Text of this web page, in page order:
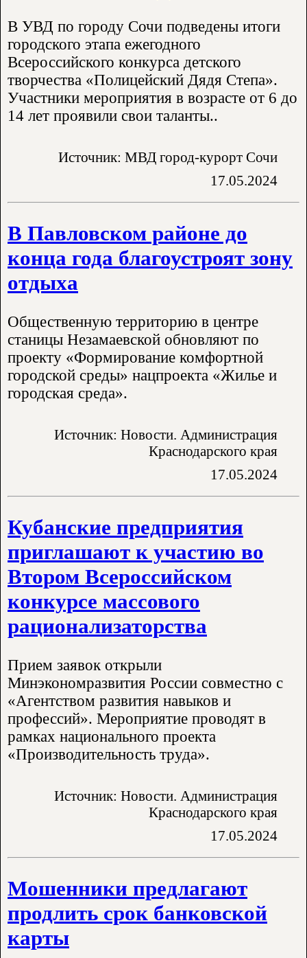
В УВД по городу Сочи подведены итоги
городского этапа ежегодного
Всероссийского конкурса детского
творчества «Полицейский Дядя Степа».
Участники мероприятия в возрасте от 6 до
14 лет проявили свои таланты..
Источник: МВД город-курорт Сочи
17.05.2024
В Павловском районе до
конца года благоустроят зону
отдыха
Общественную территорию в центре
станицы Незамаевской обновляют по
проекту «Формирование комфортной
городской среды» нацпроекта «Жилье и
городская среда».
Источник: Новости. Администрация
Краснодарского края
17.05.2024
Кубанские предприятия
приглашают к участию во
Втором Всероссийском
конкурсе массового
рационализаторства
Прием заявок открыли
Минэкономразвития России совместно с
«Агентством развития навыков и
профессий». Мероприятие проводят в
рамках национального проекта
«Производительность труда».
Источник: Новости. Администрация
Краснодарского края
17.05.2024
Мошенники предлагают
продлить срок банковской
карты